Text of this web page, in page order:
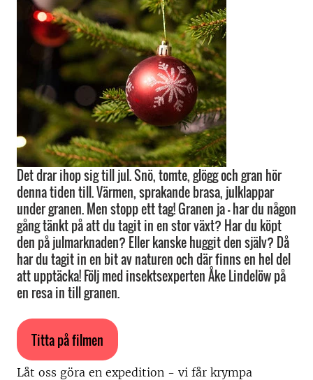
Det drar ihop sig till jul. Snö, tomte, glögg och gran hör
denna tiden till. Värmen, sprakande brasa, julklappar
under granen. Men stopp ett tag! Granen ja - har du någon
gång tänkt på att du tagit in en stor växt? Har du köpt
den på julmarknaden? Eller kanske huggit den själv? Då
har du tagit in en bit av naturen och där finns en hel del
att upptäcka! Följ med insektsexperten Åke Lindelöw på
en resa in till granen.
Titta på filmen
Låt oss göra en expedition - vi får krympa